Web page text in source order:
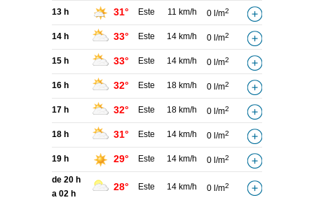
13 h 31° Este 11 km/h 0 l/m2
14 h 33° Este 14 km/h 0 l/m2
15 h 33° Este 14 km/h 0 l/m2
16 h 32° Este 18 km/h 0 l/m2
17 h 32° Este 18 km/h 0 l/m2
18 h 31° Este 14 km/h 0 l/m2
19 h 29° Este 14 km/h 0 l/m2
de 20 h
a 02 h
28° Este 14 km/h 0 l/m2